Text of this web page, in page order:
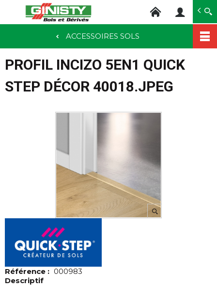
au
contenu
ACCESSOIRES SOLS
PROFIL INCIZO 5EN1 QUICK
STEP DÉCOR 40018.JPEG
Référence : 000983
Descriptif